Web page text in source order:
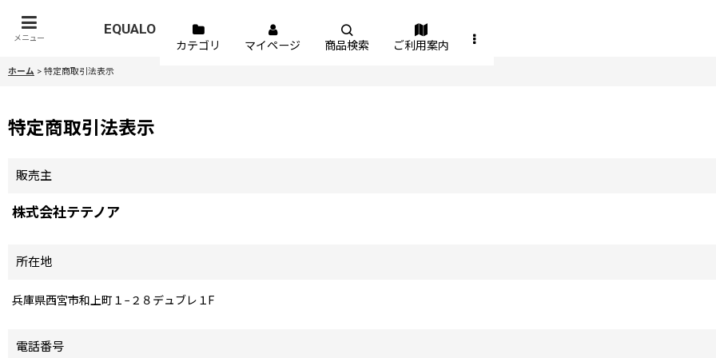
メニュー
EQUALO
カテゴリ マイページ 商品検索 ご利用案内
ホーム > 特定商取引法表示
特定商取引法表示
販売主
株式会社テテノア
所在地
兵庫県西宮市和上町１−２８デュブレ１F
電話番号